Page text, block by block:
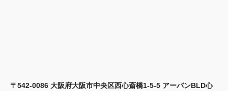
〒542-0086 大阪府大阪市中央区西心斎橋1-5-5 アーバンBLD心